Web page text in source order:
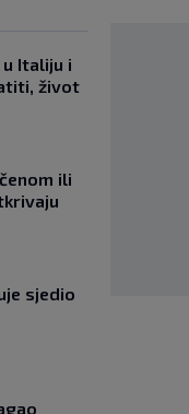
Italiju i
život
ili
sjedio